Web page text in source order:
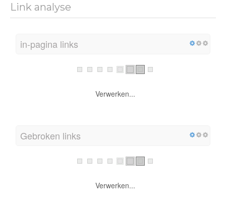
Link analyse
in-pagina links
Verwerken...
Gebroken links
Verwerken...